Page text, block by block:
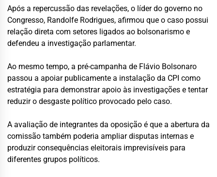
Após a repercussão das revelações, o líder do governo no
Congresso, Randolfe Rodrigues, afirmou que o caso possui
relação direta com setores ligados ao bolsonarismo e
defendeu a investigação parlamentar.
Ao mesmo tempo, a pré-campanha de Flávio Bolsonaro
passou a apoiar publicamente a instalação da CPI como
estratégia para demonstrar apoio às investigações e tentar
reduzir o desgaste político provocado pelo caso.
A avaliação de integrantes da oposição é que a abertura da
comissão também poderia ampliar disputas internas e
produzir consequências eleitorais imprevisíveis para
diferentes grupos políticos.